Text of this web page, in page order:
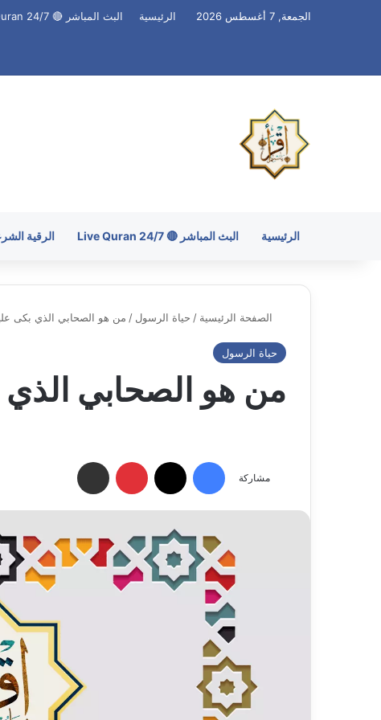
الجمعة, 7 أغسطس 2026 الرئيسية البث المباشر 🔴 Live Quran 24/7
الرئيسية البث المباشر 🔴 Live Quran 24/7 الرقية
الصفحة الرئيسية / حياة الرسول / من هو الصحابي الذي بكى
حياة الرسول
من هو الصحابي
مشاركة
فيسبوك بينتيريست